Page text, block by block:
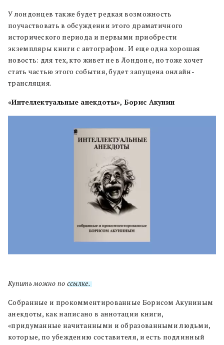
У лондонцев также будет редкая возможность
поучаствовать в обсуждении этого драматичного
исторического периода и первыми приобрести
экземпляры книги с автографом. И еще одна хорошая
новость: для тех, кто живет не в Лондоне, но тоже хочет
стать частью этого события, будет запущена онлайн-
трансляция.
«Интеллектуальные анекдоты», Борис Акунин
Купить можно по ссылке.
Собранные и прокомментированные Борисом Акуниным
анекдоты, как написано в аннотации книги,
«придуманные начитанными и образованными людьми,
которые, по убеждению составителя, и есть подлинный